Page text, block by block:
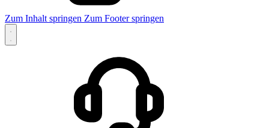
Zum Inhalt springen Zum Footer springen